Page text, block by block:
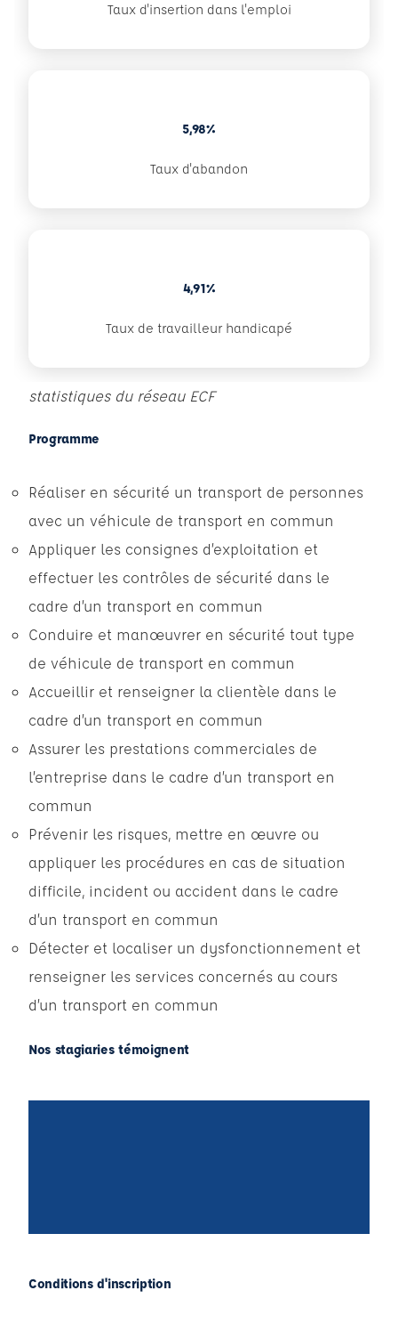
Taux d'insertion dans l'emploi
5,98%
Taux d'abandon
4,91%
Taux de travailleur handicapé
statistiques du réseau ECF
Programme
Réaliser en sécurité un transport de personnes
avec un véhicule de transport en commun
Appliquer les consignes d’exploitation et
effectuer les contrôles de sécurité dans le
cadre d’un transport en commun
Conduire et manœuvrer en sécurité tout type
de véhicule de transport en commun
Accueillir et renseigner la clientèle dans le
cadre d’un transport en commun
Assurer les prestations commerciales de
l’entreprise dans le cadre d’un transport en
commun
Prévenir les risques, mettre en œuvre ou
appliquer les procédures en cas de situation
difficile, incident ou accident dans le cadre
d’un transport en commun
Détecter et localiser un dysfonctionnement et
renseigner les services concernés au cours
d’un transport en commun
Nos stagiaries témoignent
Conditions d'inscription